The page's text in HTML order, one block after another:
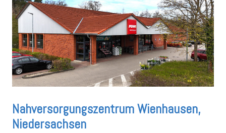
Nahversorgungszentrum Wienhausen,
Niedersachsen